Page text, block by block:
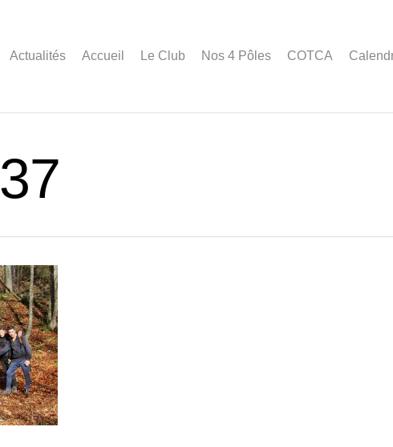
Actualités Accueil Le Club Nos 4 Pôles COTCA